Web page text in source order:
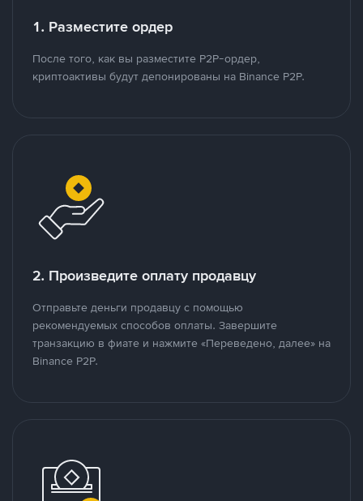
1. Разместите ордер
После того, как вы разместите P2P-ордер,
криптоактивы будут депонированы на Binance P2P.
2. Произведите оплату продавцу
Отправьте деньги продавцу с помощью
рекомендуемых способов оплаты. Завершите
транзакцию в фиате и нажмите «Переведено, далее» на
Binance P2P.